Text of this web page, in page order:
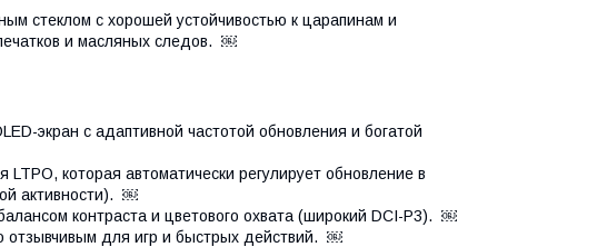
стеклом с хорошей устойчивостью к царапинам и
и масляных следов. ￼
экран с адаптивной частотой обновления и богатой
которая автоматически регулирует обновление в
активности). ￼
контраста и цветового охвата (широкий DCI-P3). ￼
отзывчивым для игр и быстрых действий. ￼